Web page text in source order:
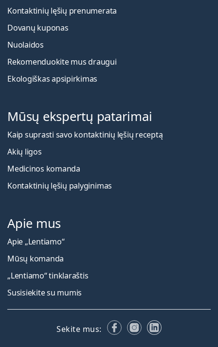
Kontaktinių lęšių prenumerata
Dovanų kuponas
Nuolaidos
Rekomenduokite mus draugui
Ekologiškas apsipirkimas
Mūsų ekspertų patarimai
Kaip suprasti savo kontaktinių lęšių receptą
Akių ligos
Medicinos komanda
Kontaktinių lęšių palyginimas
Apie mus
Apie „Lentiamo“
Mūsų komanda
„Lentiamo“ tinklaraštis
Susisiekite su mumis
Sekite mus: FacebookInstagram
LinkedIn